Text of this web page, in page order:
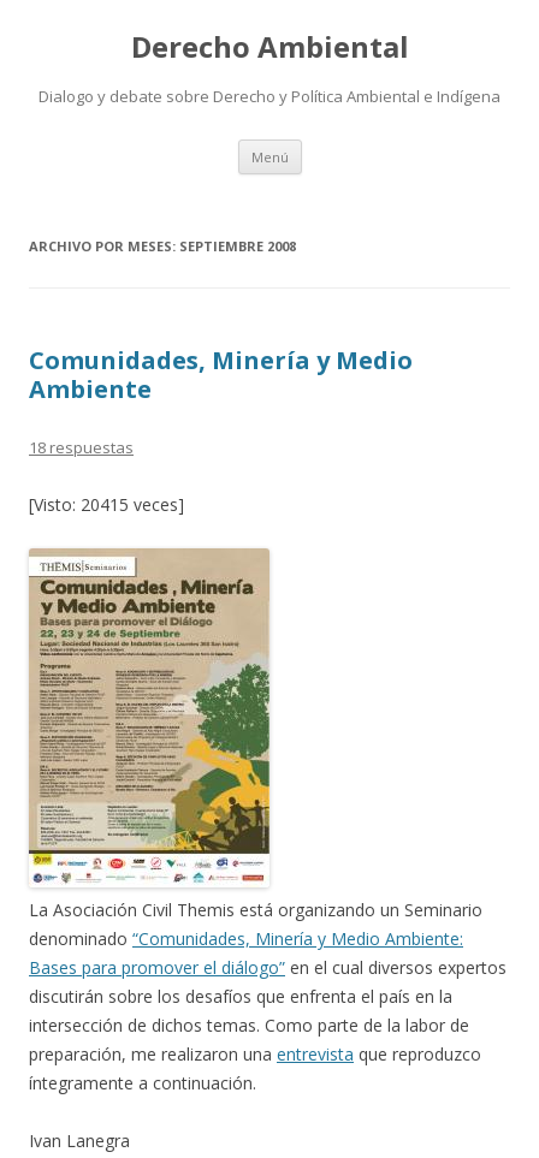
Derecho Ambiental
Dialogo y debate sobre Derecho y Política Ambiental e Indígena
Menú Ir
contenido
ARCHIVO POR MESES: SEPTIEMBRE 2008
Comunidades, Minería y Medio
Ambiente
18 respuestas
[Visto: 20415 veces]
La Asociación Civil Themis está organizando un Seminario
denominado “Comunidades, Minería y Medio Ambiente:
Bases para promover el diálogo” en el cual diversos expertos
discutirán sobre los desafíos que enfrenta el país en la
intersección de dichos temas. Como parte de la labor de
preparación, me realizaron una entrevista que reproduzco
íntegramente a continuación.
Ivan Lanegra